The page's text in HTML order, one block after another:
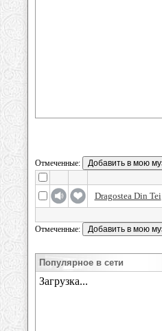
Отмеченные:
Dragostea Din Tei
Отмеченные:
Популярное в сети